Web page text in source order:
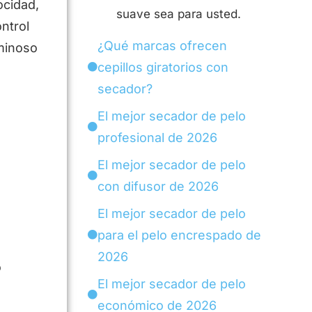
suave sea para usted.
¿Qué marcas ofrecen
cepillos giratorios con
secador?
El mejor secador de pelo
profesional de 2026
El mejor secador de pelo
con difusor de 2026
El mejor secador de pelo
para el pelo encrespado de
2026
El mejor secador de pelo
económico de 2026